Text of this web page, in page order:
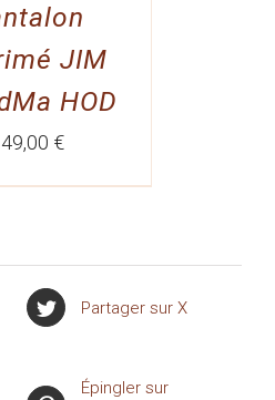
JIM
HOD
€
Partager sur X
Épingler sur